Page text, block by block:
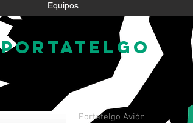
Equipos
portatelgo
Portatelgo Avión